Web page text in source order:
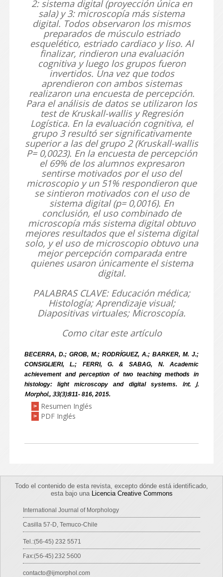
2: sistema digital (proyección única en
sala) y 3: microscopía más sistema
digital. Todos observaron los mismos
preparados de músculo estriado
esquelético, estriado cardiaco y liso. Al
finalizar, rindieron una evaluación
cognitiva y luego los grupos fueron
invertidos. Una vez que todos
aprendieron con ambos sistemas
realizaron una encuesta de percepción.
Para el análisis de datos se utilizaron los
test de Kruskall-wallis y Regresión
Logística. En la evaluación cognitiva, el
grupo 3 resultó ser significativamente
superior a las del grupo 2 (Kruskall-wallis
P= 0,0023). En la encuesta de percepción
el 69% de los alumnos expresaron
sentirse motivados por el uso del
microscopio y un 51% respondieron que
se sintieron motivados con el uso de
sistema digital (p= 0,0016). En
conclusión, el uso combinado de
microscopía más sistema digital obtuvo
mejores resultados que el sistema digital
solo, y el uso de microscopio obtuvo una
mejor percepción comparada entre
quienes usaron únicamente el sistema
digital.
PALABRAS CLAVE: Educación médica;
Histología; Aprendizaje visual;
Diapositivas virtuales; Microscopía.
Como citar este artículo
BECERRA, D.; GROB, M.; RODRÍGUEZ, A.; BARKER, M. J.;
CONSIGLIERI, L.; FERRI, G. & SABAG, N. Academic
achievement and perception of two teaching methods in
histology: light microscopy and digital systems. Int. J.
Morphol., 33(3):811- 816, 2015.
>
Resumen Inglés
> PDF Inglés
Todo el contenido de esta revista, excepto dónde está identificado,
esta bajo una Licencia Creative Commons
International Journal of Morphology
Casilla 57-D, Temuco-Chile
Tel.:(56-45) 232 5571
Fax:(56-45) 232 5600
contacto@ijmorphol.com